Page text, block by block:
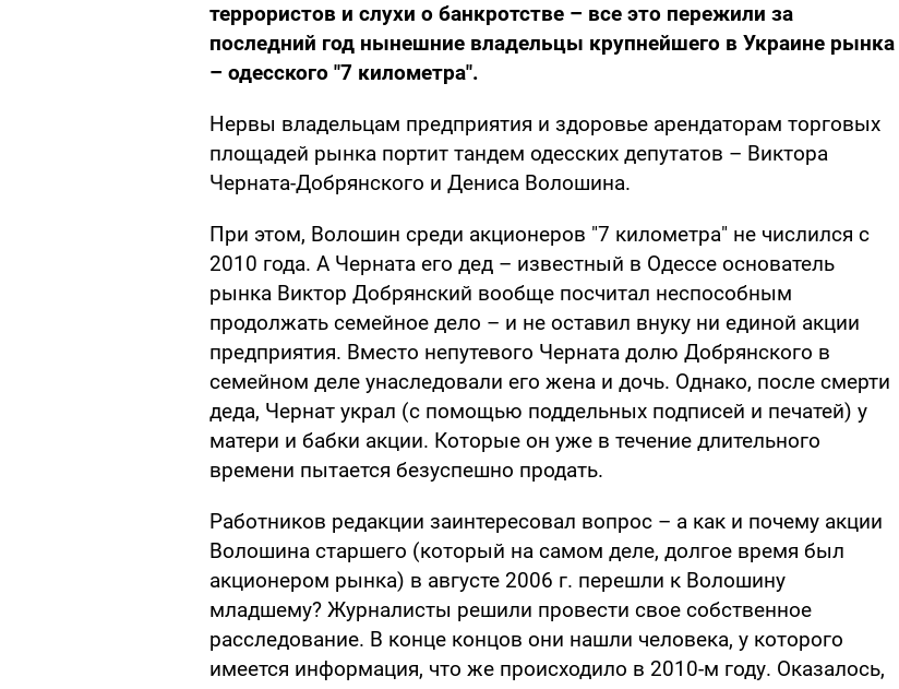
террористов и слухи о банкротстве – все это пережили за
последний год нынешние владельцы крупнейшего в Украине рынка
– одесского "7 километра".
Нервы владельцам предприятия и здоровье арендаторам торговых
площадей рынка портит тандем одесских депутатов – Виктора
Черната-Добрянского и Дениса Волошина.
При этом, Волошин среди акционеров "7 километра" не числился с
2010 года. А Черната его дед – известный в Одессе основатель
рынка Виктор Добрянский вообще посчитал неспособным
продолжать семейное дело – и не оставил внуку ни единой акции
предприятия. Вместо непутевого Черната долю Добрянского в
семейном деле унаследовали его жена и дочь. Однако, после смерти
деда, Чернат украл (с помощью поддельных подписей и печатей) у
матери и бабки акции. Которые он уже в течение длительного
времени пытается безуспешно продать.
Работников редакции заинтересовал вопрос – а как и почему акции
Волошина старшего (который на самом деле, долгое время был
акционером рынка) в августе 2006 г. перешли к Волошину
младшему? Журналисты решили провести свое собственное
расследование. В конце концов они нашли человека, у которого
имеется информация, что же происходило в 2010-м году. Оказалось,